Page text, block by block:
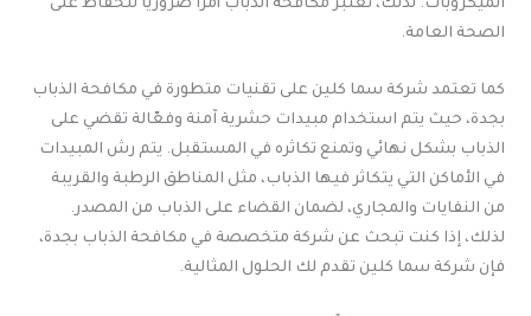
الميكروبات. لذلك، تُعتبر مكافحة الذباب أمرًا ضروريًا للحفاظ على
الصحة العامة.
كما تعتمد شركة سما كلين على تقنيات متطورة في مكافحة الذباب
بجدة، حيث يتم استخدام مبيدات حشرية آمنة وفعّالة تقضي على
الذباب بشكل نهائي وتمنع تكاثره في المستقبل. يتم رش المبيدات
في الأماكن التي يتكاثر فيها الذباب، مثل المناطق الرطبة والقريبة
من النفايات والمجاري، لضمان القضاء على الذباب من المصدر.
لذلك، إذا كنت تبحث عن شركة متخصصة في مكافحة الذباب بجدة،
فإن شركة سما كلين تقدم لك الحلول المثالية.